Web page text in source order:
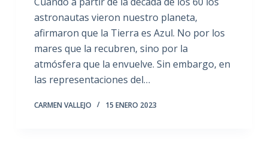
astronautas vieron nuestro planeta,
afirmaron que la Tierra es Azul. No por los
mares que la recubren, sino por la
atmósfera que la envuelve. Sin embargo, en
las representaciones del…
CARMEN VALLEJO 15 ENERO 2023